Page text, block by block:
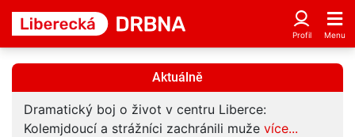
Aktuálně
Dramatický boj o život v centru Liberce:
Kolemjdoucí a strážníci zachránili muže více...